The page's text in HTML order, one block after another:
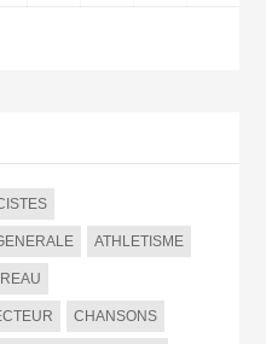
ATHLETISME
CHANSONS